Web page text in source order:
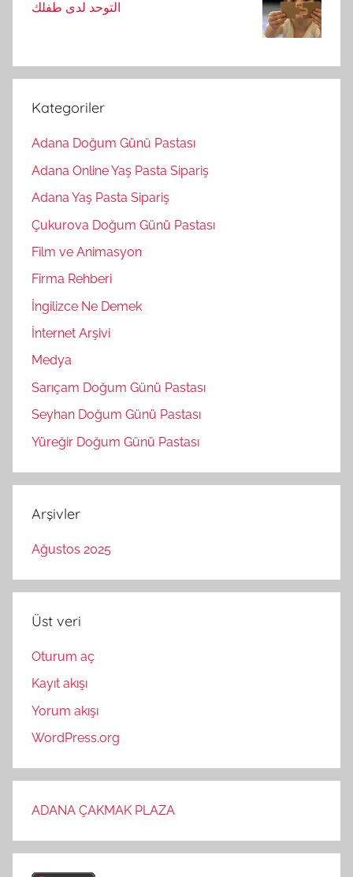
التوحد لدى طفلك
Kategoriler
Adana Doğum Günü Pastası
Adana Online Yaş Pasta Sipariş
Adana Yaş Pasta Sipariş
Çukurova Doğum Günü Pastası
Film ve Animasyon
Firma Rehberi
İngilizce Ne Demek
İnternet Arşivi
Medya
Sarıçam Doğum Günü Pastası
Seyhan Doğum Günü Pastası
Yüreğir Doğum Günü Pastası
Arşivler
Ağustos 2025
Üst veri
Oturum aç
Kayıt akışı
Yorum akışı
WordPress.org
ADANA ÇAKMAK PLAZA